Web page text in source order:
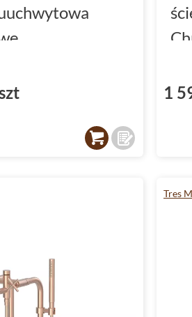
baterii
oferuje szeroki wybór
trwałości i
jednocześnie
Mont Blanc to efekt
1
Tres